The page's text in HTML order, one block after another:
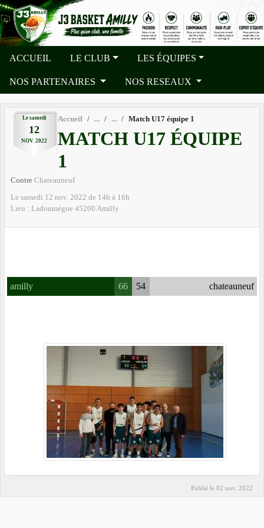
ACCUEIL LE CLUB LES ÉQUIPES
NOS PARTENAIRES NOS RESEAUX
Le samedi
12
NOV. 2022
Accueil Match U17 équipe 1
MATCH U17 ÉQUIPE
1
Contre Chateauneuf
Le samedi 12 nov. 2022 de 14h à 16h
Lieu : Ladoumègue 45200 Amilly
amilly 66 54 chateauneuf
Publié le 02 nov. 2022
Panneau de gestion des cookies